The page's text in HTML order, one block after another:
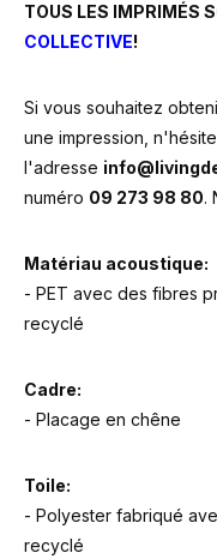
TOUS LES IMPRIMÉS
COLLECTIVE!
Si vous souhaitez
une impression,
l'adresse
numéro 09 273 98 80.
Matériau acoustique:
- PET avec des fibres
recyclé
Cadre:
- Placage en chêne
Toile:
- Polyester fabriqué
recyclé